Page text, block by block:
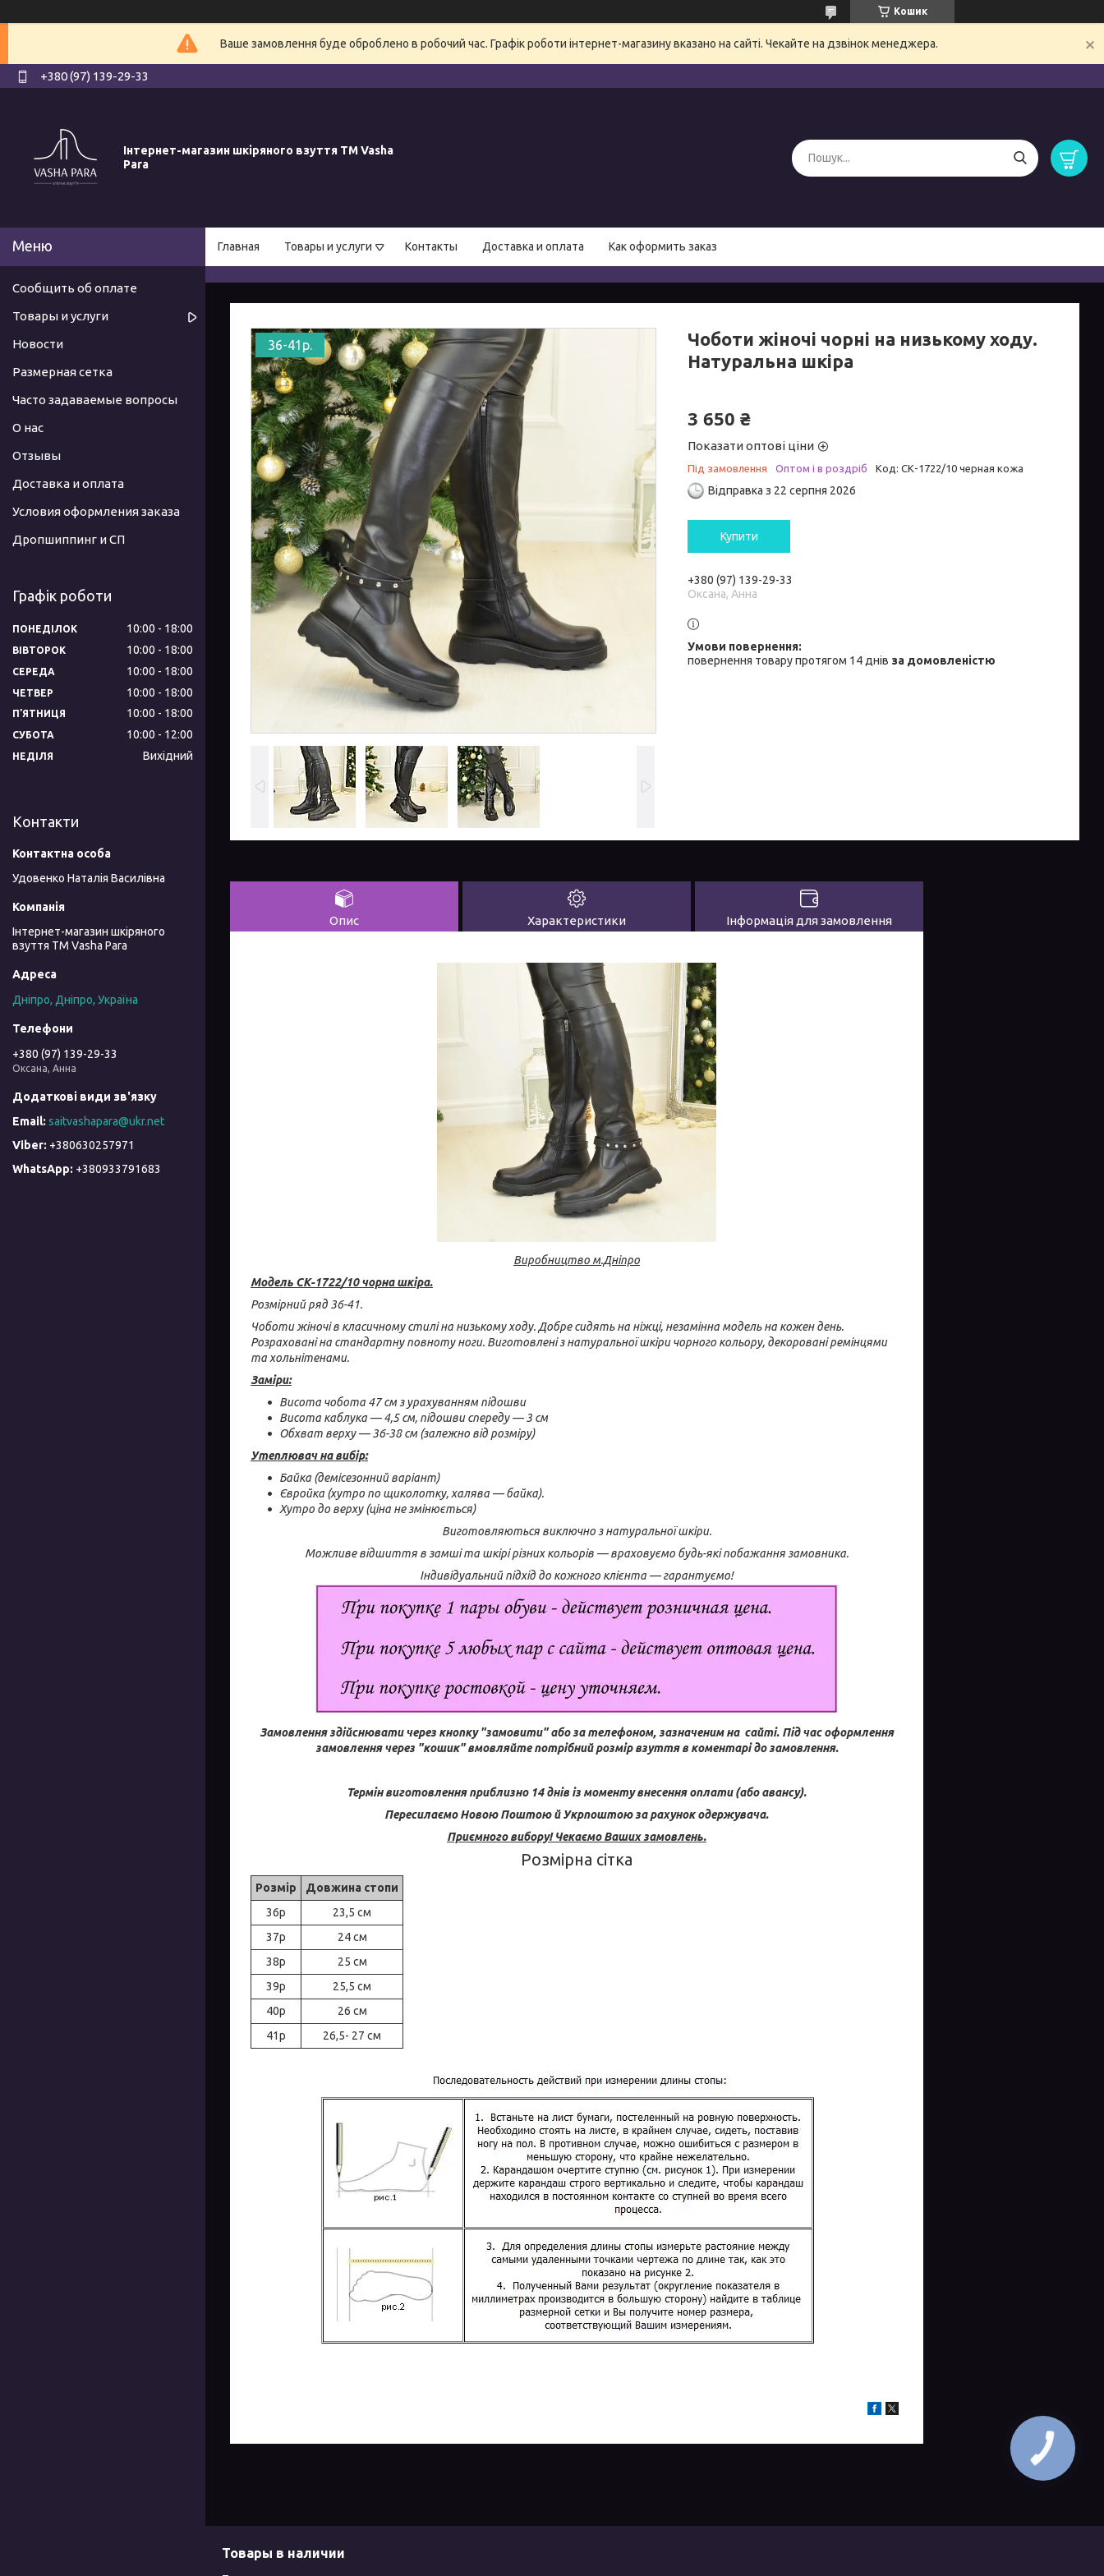
Кошик
Ваше замовлення буде оброблено в робочий час. Графік роботи інтернет-магазину вказано на сайті. Чекайте на дзвінок менеджера.
+380 (97) 139-29-33
Інтернет-магазин шкіряного взуття ТМ Vasha
Para
Главная Товары и услуги Контакты Доставка и оплата Как оформить заказ
36-41р.
Чоботи жіночі чорні на низькому ходу.
Натуральна шкіра
3 650 ₴
Показати оптові ціни
Під замовлення Оптом і в роздріб Код: СК-1722/10 черная кожа
Відправка з 22 серпня 2026
Купити
+380 (97) 139-29-33
Оксана, Анна
повернення товару протягом 14 днів за домовленістю
Опис Характеристики Інформація для замовлення
Виробництво м.Дніпро
Модель СК-1722/10 чорна шкіра.
Розмірний ряд 36-41.
Чоботи жіночі в класичному стилі на низькому ходу. Добре сидять на ніжці, незамінна модель на кожен день.
Розраховані на стандартну повноту ноги. Виготовлені з натуральної шкіри чорного кольору, декоровані ремінцями
та хольнітенами.
Заміри:
Висота чобота 47 см з урахуванням підошви
Висота каблука — 4,5 см, підошви спереду — 3 см
Обхват верху — 36-38 см (залежно від розміру)
Утеплювач на вибір:
Байка (демісезонний варіант)
Євройка (хутро по щиколотку, халява — байка).
Хутро до верху (ціна не змінюється)
Виготовляються виключно з натуральної шкіри.
Можливе відшиття в замші та шкірі різних кольорів — враховуємо будь-які побажання замовника.
Індивідуальний підхід до кожного клієнта — гарантуємо!
Замовлення здійснювати через кнопку "замовити" або за телефоном, зазначеним на сайті. Під час оформлення
замовлення через "кошик" вмовляйте потрібний розмір взуття в коментарі до замовлення.
Термін виготовлення приблизно 14 днів із моменту внесення оплати (або авансу).
Пересилаємо Новою Поштою й Укрпоштою за рахунок одержувача.
Приємного вибору! Чекаємо Ваших замовлень.
Розмірна сітка
Розмір
Довжина стопи
36р
23,5 см
37р
24 см
38р
25 см
39р
25,5 см
40р
26 см
41р
26,5- 27 см
Сообщить об оплате
Товары и услуги
Новости
Размерная сетка
Часто задаваемые вопросы
О нас
Отзывы
Доставка и оплата
Условия оформления заказа
Дропшиппинг и СП
Графік роботи
ПОНЕДІЛОК 10:00 18:00
ВІВТОРОК 10:00 18:00
СЕРЕДА 10:00 18:00
ЧЕТВЕР 10:00 18:00
ПʼЯТНИЦЯ 10:00 18:00
СУБОТА 10:00 12:00
НЕДІЛЯ Вихідний
Контакти
Удовенко Наталія Василівна
Інтернет-магазин шкіряного
взуття ТМ Vasha Para
Дніпро, Дніпро, Україна
+380 (97) 139-29-33
Оксана, Анна
saitvashapara@ukr.net
+380630257971
+380933791683
Товары в наличии